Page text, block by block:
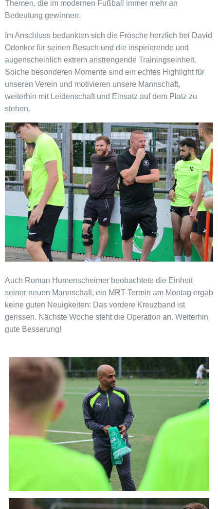
Themen, die im modernen Fußball immer mehr an
Bedeutung gewinnen.
Im Anschluss bedankten sich die Frösche herzlich bei David
Odonkor für seinen Besuch und die inspirierende und
augenscheinlich extrem anstrengende Trainingseinheit.
Solche besonderen Momente sind ein echtes Highlight für
unseren Verein und motivieren unsere Mannschaft,
weiterhin mit Leidenschaft und Einsatz auf dem Platz zu
stehen.
Auch Roman Humenscheimer beobachtete die Einheit
seiner neuen Mannschaft, ein MRT-Termin am Montag ergab
keine guten Neuigkeiten: Das vordere Kreuzband ist
gerissen. Nächste Woche steht die Operation an. Weiterhin
gute Besserung!